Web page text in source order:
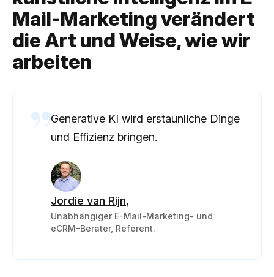
Mail-Marketing verändert
die Art und Weise, wie wir
arbeiten
Generative KI wird erstaunliche Dinge
und Effizienz bringen.
Jordie van Rijn,
Unabhängiger E-Mail-Marketing- und
eCRM-Berater, Referent.